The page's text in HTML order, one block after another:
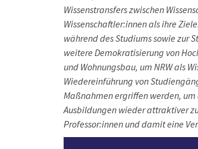
Wissenstransfers zwischen
Wissenschaftler:innen als ihre
während des Studiums sowie zur
weitere Demokratisierung von
und Wohnungsbau, um NRW als
Wiedereinführung von
Maßnahmen ergriffen werden,
Ausbildungen wieder attraktiver
Professor:innen und damit eine